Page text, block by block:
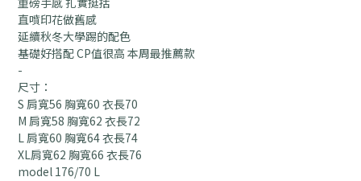
直噴印花做舊感
延續秋冬大學踢的配色
基礎好搭配 CP值很高 本周最推薦款
-
尺寸：
S 肩寬56 胸寬60 衣長70
M 肩寬58 胸寬62 衣長72
L 肩寬60 胸寬64 衣長74
XL肩寬62 胸寬66 衣長76
model 176/70 L